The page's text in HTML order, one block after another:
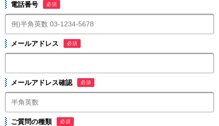
電話番号 必須
メールアドレス 必須
メールアドレス確認 必須
ご質問の種類 必須